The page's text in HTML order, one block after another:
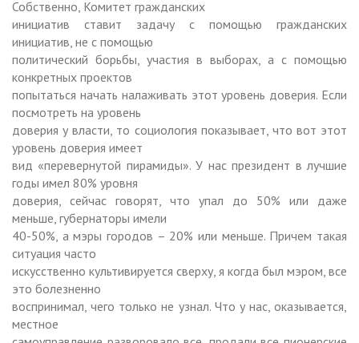
Собственно, Комитет гражданских
инициатив ставит задачу с помощью гражданских
инициатив, не с помощью
политический борьбы, участия в выборах, а с помощью
конкретных проектов
попытаться начать налаживать этот уровень доверия. Если
посмотреть на уровень
доверия у власти, то социология показывает, что вот этот
уровень доверия имеет
вид «перевернутой пирамиды». У нас президент в лучшие
годы имел 80% уровня
доверия, сейчас говорят, что упал до 50% или даже
меньше, губернаторы имели
40-50%, а мэры городов – 20% или меньше. Причем такая
ситуация часто
искусственно культивируется сверху, я когда был мэром, все
это болезненно
воспринимал, чего только не узнал. Что у нас, оказывается,
местное